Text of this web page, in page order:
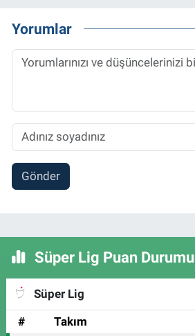
Yorumlar
Gönder
Süper Lig Puan Durumu
Süper Lig
#
Takım